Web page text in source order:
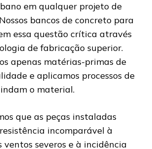
em qualquer projeto de
bancos de concreto para
essa questão crítica através
de fabricação superior.
apenas matérias-primas de
e aplicamos processos de
o material.
que as peças instaladas
incomparável à
ventos severos e à incidência